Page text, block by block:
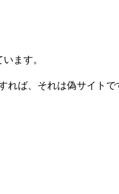
ます。
れば、それは偽サイトで